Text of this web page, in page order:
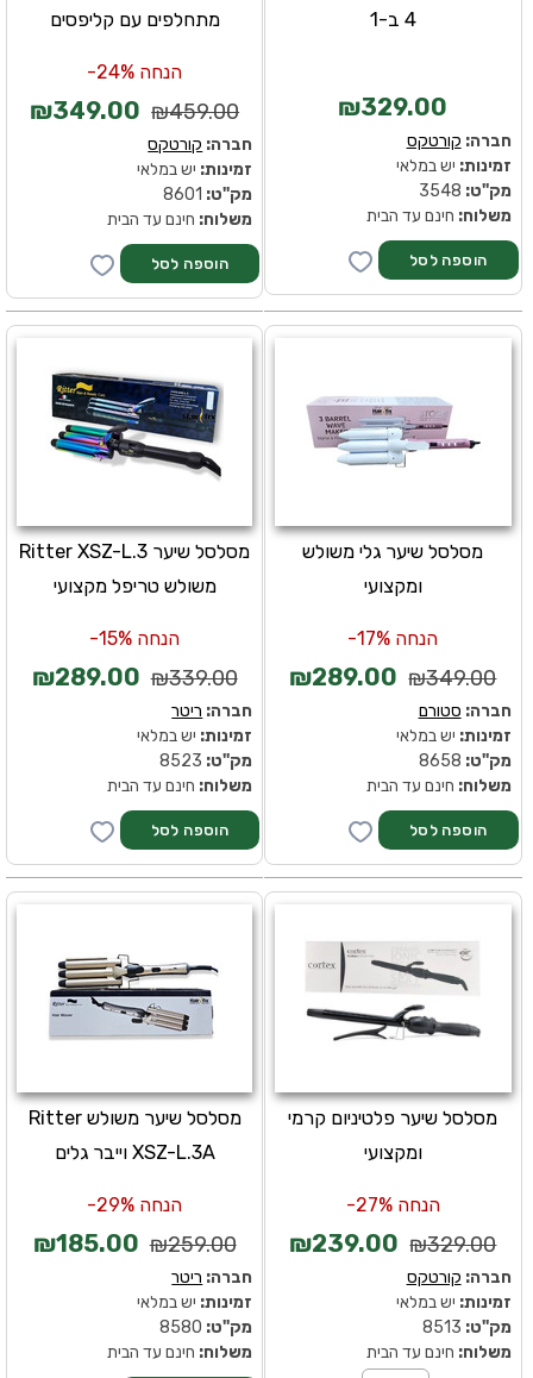
מתחלפים עם קליפסים
הנחה 24%-
₪459.00
₪349.00
חברה: קורטקס
זמינות: יש במלאי
מק''ט:
משלוח: חינם עד הבית
4 ב-1
₪329.00
חברה: קורטקס
זמינות: יש במלאי
מק''ט:
משלוח: חינם עד הבית
מסלסל שיער Ritter XSZ-L.3
משולש טריפל מקצועי
הנחה 15%-
₪339.00
₪289.00
חברה: ריטר
זמינות: יש במלאי
מק''ט:
משלוח: חינם עד הבית
מסלסל שיער גלי משולש
ומקצועי
הנחה 17%-
₪349.00
₪289.00
חברה: סטורם
זמינות: יש במלאי
מק''ט:
משלוח: חינם עד הבית
מסלסל שיער משולש Ritter
XSZ-L.3A וייבר גלים
הנחה 29%-
₪259.00
₪185.00
חברה: ריטר
זמינות: יש במלאי
מק''ט:
משלוח: חינם עד הבית
מסלסל שיער פלטיניום קרמי
ומקצועי
הנחה 27%-
₪329.00
₪239.00
חברה: קורטקס
זמינות: יש במלאי
מק''ט:
משלוח: חינם עד הבית